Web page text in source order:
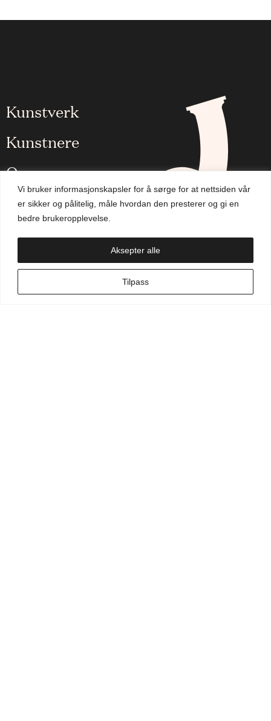
Vi bruker informasjonskapsler for å sørge for at nettsiden vår
er sikker og pålitelig, måle hvordan den presterer og gi en
bedre brukeropplevelse.
Tilpass
Aksepter alle
Kunstverk
Kunstnere
Om oss
Aktuelt
Handlekurv
NO